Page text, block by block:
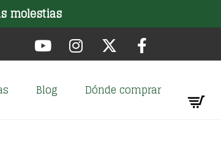
molestias
Blog Dónde comprar